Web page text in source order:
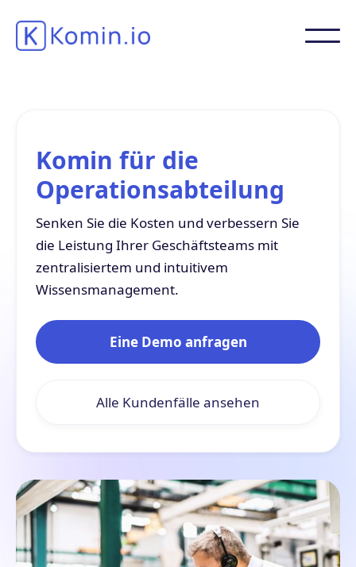
Komin für die
Operationsabteilung
Senken Sie die Kosten und verbessern Sie
die Leistung Ihrer Geschäftsteams mit
zentralisiertem und intuitivem
Wissensmanagement.
Eine Demo anfragen
Alle Kundenfälle ansehen